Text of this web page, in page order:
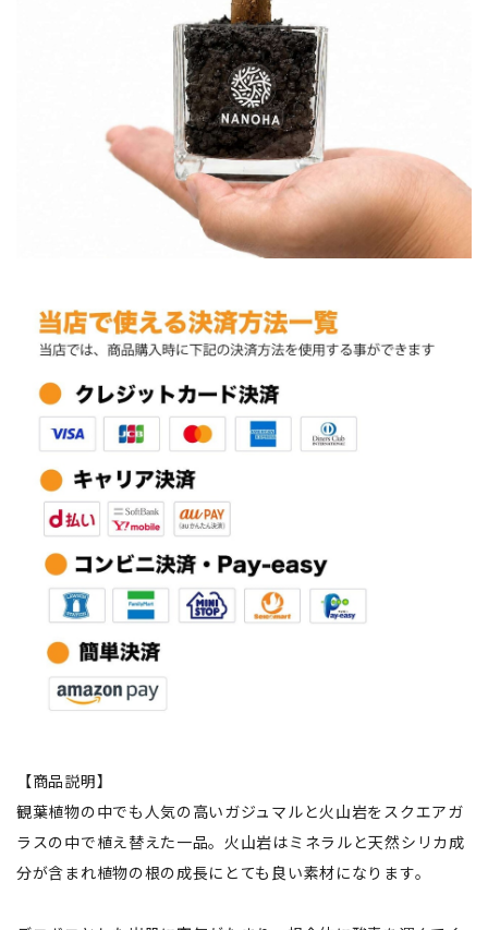
【商品説明】
観葉植物の中でも人気の高いガジュマルと火山岩をスクエアガ
ラスの中で植え替えた一品。火山岩はミネラルと天然シリカ成
分が含まれ植物の根の成長にとても良い素材になります。